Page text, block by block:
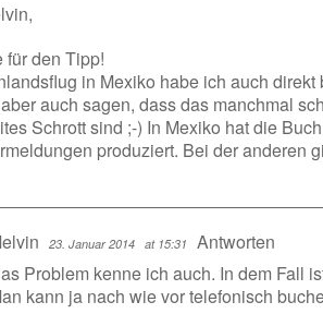
für den Tipp!
in Mexiko habe ich auch
auch sagen, dass das manchmal
Schrott sind ;-) In Mexiko hat die
produziert. Bei der anderen
23. Januar 2014 at 15:31
Antworten
Problem kenne ich auch. In dem Fall
kann ja nach wie vor telefonisch